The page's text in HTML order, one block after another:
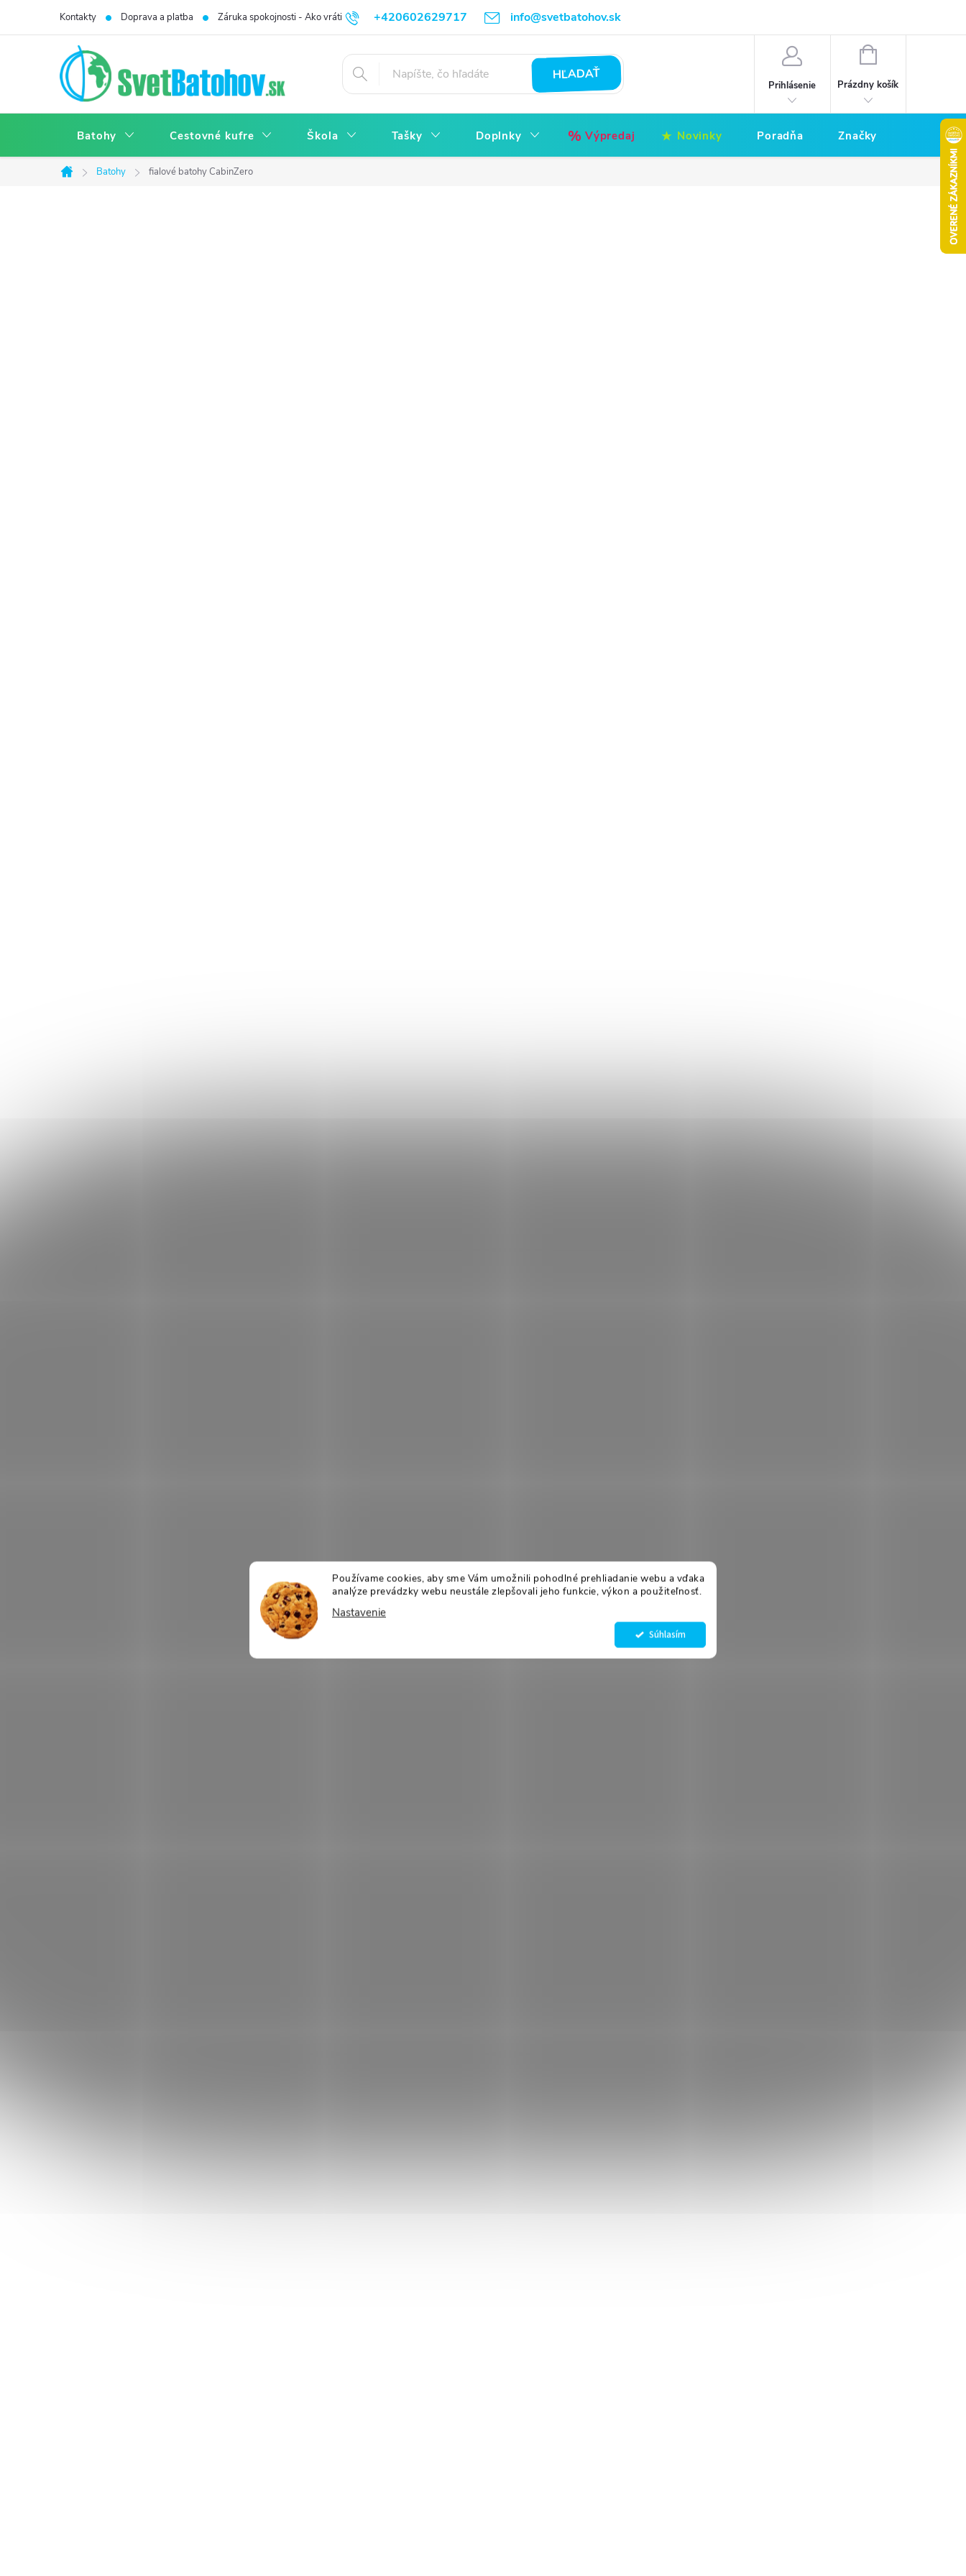
Používame cookies, aby sme Vám umožnili pohodlné prehliadanie webu a vďaka
analýze prevádzky webu neustále zlepšovali jeho funkcie, výkon a použiteľnosť.
Nastavenie
Súhlasím
+420602629717 info@svetbatohov.sk
Kontakty Doprava a platba Záruka spokojnosti - Ako vrátiť Všetko o Nákupu Napíšte nám Reklamácia bez starostí
HĽADAŤ
Prihlásenie
NÁKUPNÝ
Prázdny košík
Batohy Cestovné kufre Škola Tašky Doplnky Výpredaj Novinky Poradňa Značky
Domov
Batohy fialové batohy CabinZero